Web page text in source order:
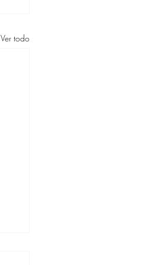
Ver todo